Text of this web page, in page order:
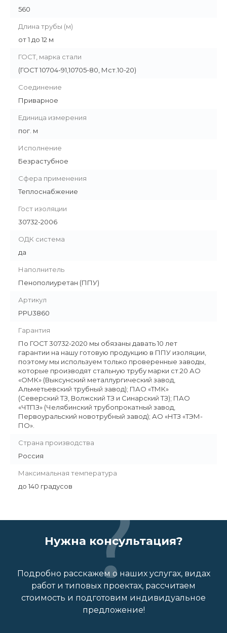
560
Длина трубы (м)
от 1 до 12 м
ГОСТ, марка стали
(ГОСТ 10704-91,10705-80, Мст.10-20)
Соединение
Приварное
Единица измерения
пог. м
Исполнение
Безрастубное
Сфера применения
Теплоснабжение
Гост изоляции
30732-2006
ОДК система
да
Наполнитель
Пенополиуретан (ППУ)
Артикул
PPU3860
Гарантия
По ГОСТ 30732-2020 мы обязаны давать 10 лет
гарантии на нашу готовую продукцию в ППУ изоляции,
поэтому мы используем только проверенные заводы,
которые производят стальную трубу марки ст.20 АО
«ОМК» (Выксунский металлургический завод,
Альметьевский трубный завод); ПАО «ТМК»
(Северский ТЗ, Волжский ТЗ и Синарский ТЗ); ПАО
«ЧТПЗ» (Челябинский трубопрокатный завод,
Первоуральский новотрубный завод); АО «НТЗ «ТЭМ-
ПО».
Страна производства
Россия
Максимальная температура
до 140 градусов
Нужна консультация?
Подробно расскажем о наших услугах, видах
работ и типовых проектах, рассчитаем
стоимость и подготовим индивидуальное
предложение!